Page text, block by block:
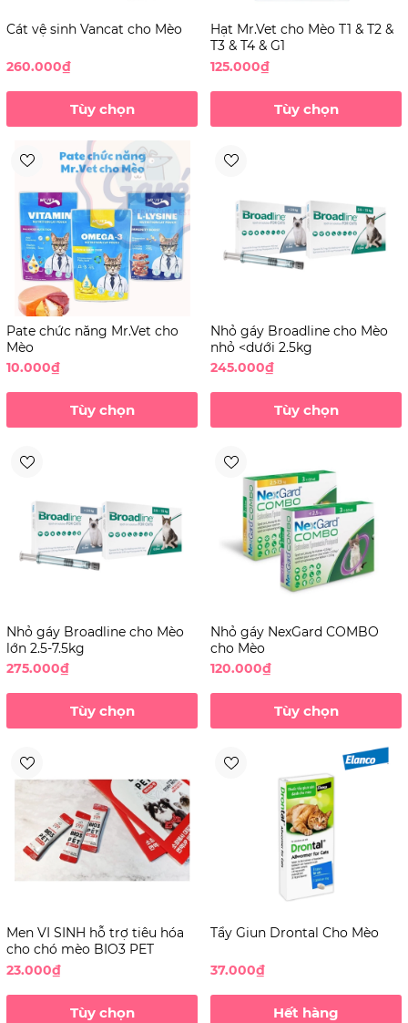
Cát vệ sinh Vancat cho Mèo
260.000₫
Tùy chọn
Hạt Mr.Vet cho Mèo T1 & T2 &
T3 & T4 & G1
125.000₫
Tùy chọn
Pate chức năng Mr.Vet cho
Mèo
10.000₫
Tùy chọn
Nhỏ gáy Broadline cho Mèo
nhỏ <dưới 2.5kg
245.000₫
Tùy chọn
Nhỏ gáy Broadline cho Mèo
lớn 2.5-7.5kg
275.000₫
Tùy chọn
Nhỏ gáy NexGard COMBO
cho Mèo
120.000₫
Tùy chọn
Men VI SINH hỗ trợ tiêu hóa
cho chó mèo BIO3 PET
23.000₫
Tùy chọn
Tẩy Giun Drontal Cho Mèo
37.000₫
Hết hàng